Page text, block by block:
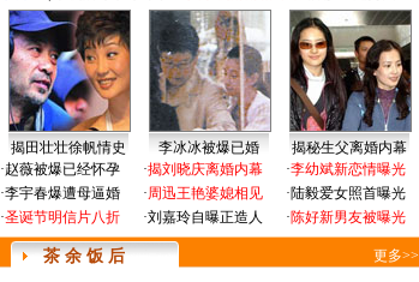
揭田壮壮徐帆情史 李冰冰被爆已婚
揭秘生父离婚内幕
·赵薇被爆已经怀孕
·李宇春爆遭母逼婚
·圣诞节明信片八折
·揭刘晓庆离婚内幕
·周迅王艳婆媳相见
·刘嘉玲自曝正造人
·李幼斌新恋情曝光
·陆毅爱女照首曝光
·陈好新男友被曝光
茶 余 饭 后 更多>>